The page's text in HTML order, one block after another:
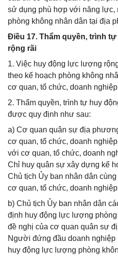
sử dụng phù hợp với năng lực,
phòng không nhân dân tại địa
Điều 17. Thẩm quyền, trình
rộng rãi
1. Việc huy động lực lượng
theo kế hoạch phòng không
cơ quan, tổ chức, doanh
2. Thẩm quyền, trình tự huy
được quy định như sau:
a) Cơ quan quân sự địa
cơ quan, tổ chức, doanh
với cơ quan, tổ chức, doanh
Chỉ huy quân sự xây dựng kế
Chủ tịch Ủy ban nhân dân
cơ quan, tổ chức, doanh
b) Chủ tịch Ủy ban nhân dân
định huy động lực lượng
đề nghị của cơ quan quân sự
Người đứng đầu doanh nghiệp
huy động lực lượng phòng